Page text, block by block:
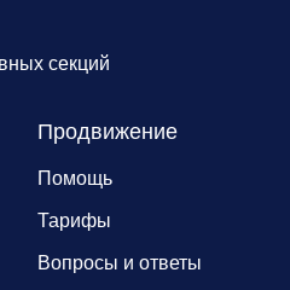
секций
Продвижение
Помощь
Тарифы
Вопросы и ответы